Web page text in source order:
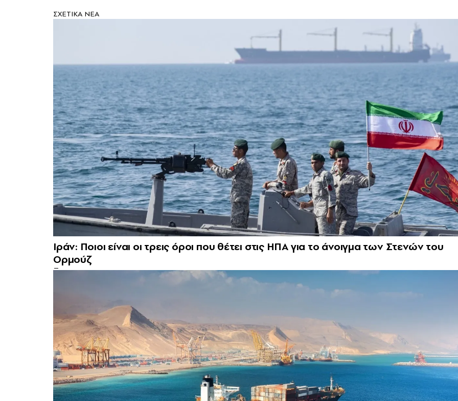
ΣXETIKA NEA
Ιράν: Ποιοι είναι οι τρεις όροι που θέτει στις ΗΠΑ για το άνοιγμα των Στενών του
Ορμούζ